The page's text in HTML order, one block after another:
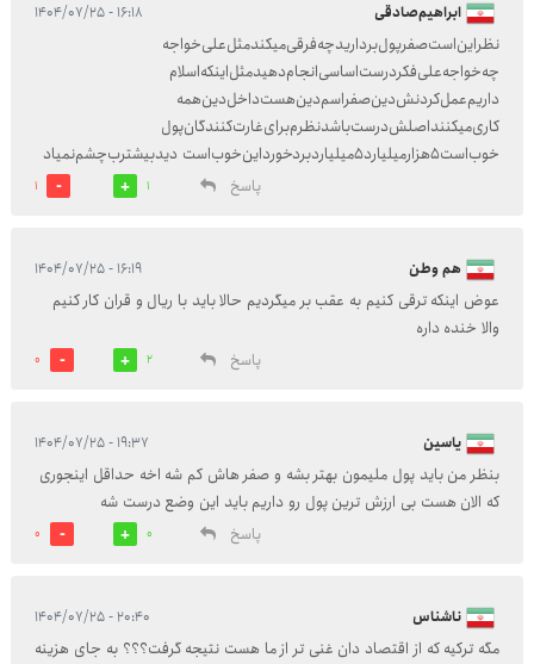
ابراهیم‌صادقی ۱۶:۱۸ - ۱۴۰۴/۰۷/۲۵
نظر‌این‌است‌صفر‌پول‌بردارید‌چه‌فرقی‌میکند‌مثل‌علی‌خواجه
چه‌خواجه‌علی‌‌‌‌‌‌‌فکر‌درست‌اساسی‌انجام‌دهید‌مثل‌اینکه‌اسلام
داریم‌‌عمل‌کردنش‌‌دین‌صفر‌اسم‌دین‌هست‌‌‌‌‌‌‌‌‌‌‌‌داخل‌دین‌همه
کاری‌میکنند‌اصلش‌درست‌باشد‌‌‌نظرم‌برای‌غارت‌کنند‌گان‌پول
خوب‌است‌‌‌‌‌۵هزارمیلیارد‌‌‌۵میلیار‌د‌برد‌خورداین‌خوب‌است دید‌بیشتر‌ب‌چشم‌نمیاد
پاسخ
1
1
هم وطن ۱۶:۱۹ - ۱۴۰۴/۰۷/۲۵
عوض اینکه ترقی کنیم به عقب بر میگردیم حالا باید با ریال و قران کار کنیم
والا خنده داره
پاسخ
2
0
یاسین ۱۹:۳۷ - ۱۴۰۴/۰۷/۲۵
بنظر من باید پول ملیمون بهتر بشه و صفر هاش کم شه اخه حداقل اینجوری
که الان هست بی ارزش ترین پول رو داریم باید این وضع درست شه
پاسخ
0
0
ناشناس ۲۰:۴۰ - ۱۴۰۴/۰۷/۲۵
مگه ترکیه که از اقتصاد دان غنی تر از ما هست نتیجه گرفت؟؟؟ به جای هزینه